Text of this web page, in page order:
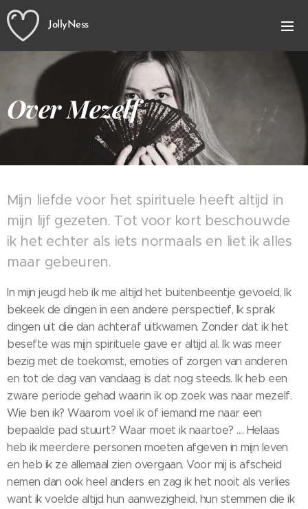
JollyNess
Over Mezelf
Mijn liefde voor het spirituele heeft altijd in
mijn lijf gezeten. Tot voor kort beschouwde
ik het echter als iets normaals en liet ik alles
maar gebeuren.
In mijn jeugd heb ik me altijd het buitenbeentje gevoeld, Ik
bekeek de dingen in een andere perspectief, Ik sprak
dingen uit die dan achteraf uitkwamen. Zonder dat ik het
besefte was mijn spirituele gave er altijd al. Ik was meer
bezig met de toekomst, emoties of zorgen van anderen
en tot de dag van vandaag is dat nog steeds. Ik heb een
zware periode gehad waarin ik op zoek was naar mezelf.
Wie ben ik? Waarom voel ik of iemand me naar een
bepaalde pad stuurt? Waar moet ik naartoe? .... Helaas
heb ik meerdere personen moeten afgeven in mijn leven
en heb ik ze allemaal zien overgaan. Voor mij is afscheid
nemen dan ook heel anders en zag ik het nooit als verlies
want ik voelde altijd hun aanwezigheid, hun stemmen die ik